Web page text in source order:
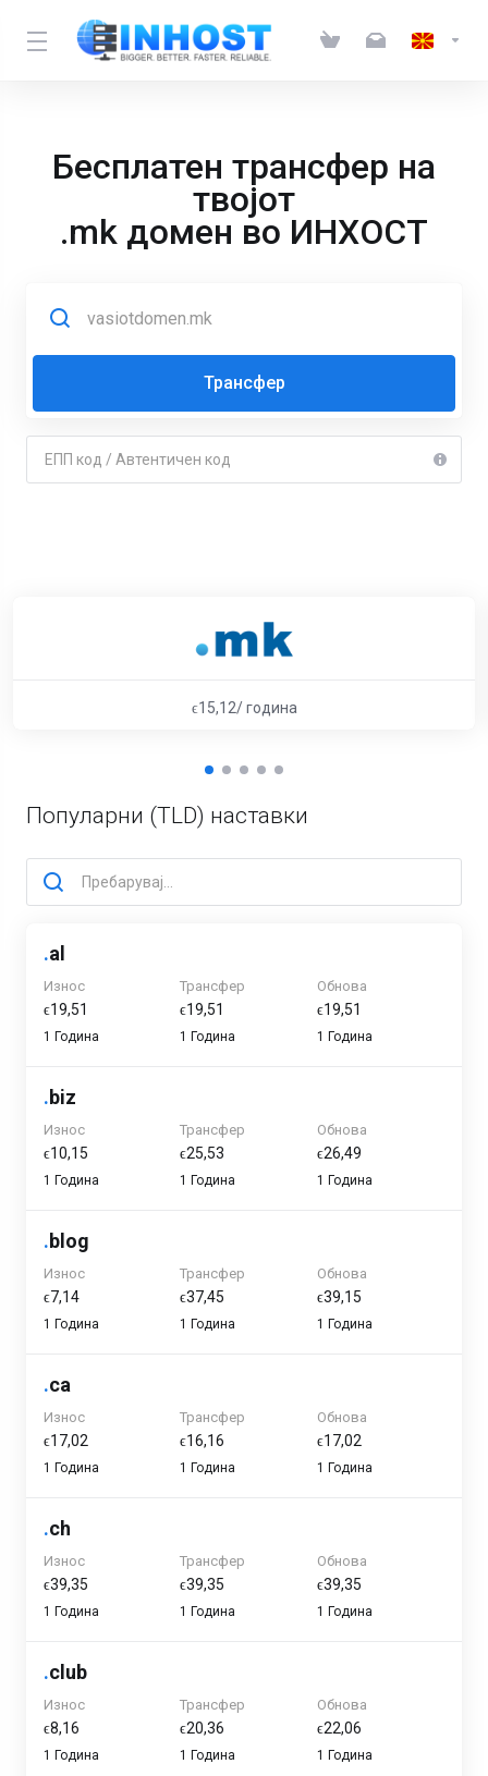
Бесплатен трансфер на
твојот
.mk домен во ИНХОСТ
Трансфер
ϵ15,12/ година
Популарни (TLD) наставки
.al
Износ
ϵ19,51
1 Година
Трансфер
ϵ19,51
1 Година
Обнова
ϵ19,51
1 Година
.biz
Износ
ϵ10,15
1 Година
Трансфер
ϵ25,53
1 Година
Обнова
ϵ26,49
1 Година
.blog
Износ
ϵ7,14
1 Година
Трансфер
ϵ37,45
1 Година
Обнова
ϵ39,15
1 Година
.ca
Износ
ϵ17,02
1 Година
Трансфер
ϵ16,16
1 Година
Обнова
ϵ17,02
1 Година
.ch
Износ
ϵ39,35
1 Година
Трансфер
ϵ39,35
1 Година
Обнова
ϵ39,35
1 Година
.club
Износ
ϵ8,16
1 Година
Трансфер
ϵ20,36
1 Година
Обнова
ϵ22,06
1 Година